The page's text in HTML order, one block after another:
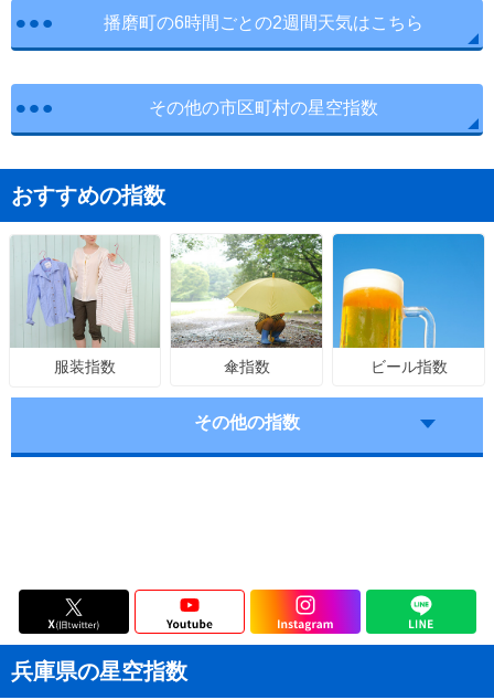
播磨町の6時間ごとの2週間天気はこちら
その他の市区町村の星空指数
おすすめの指数
服装指数 傘指数 ビール指数
その他の指数
兵庫県の星空指数